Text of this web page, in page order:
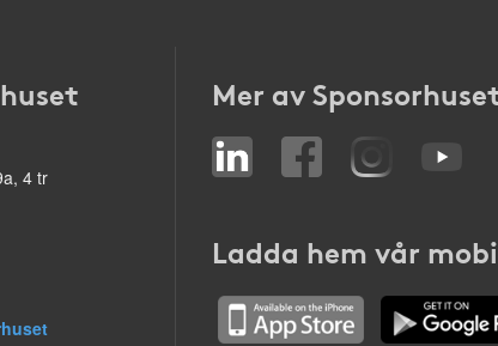
4 tr
Mer av
Ladda hem vår